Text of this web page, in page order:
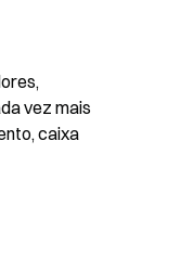
vez mais
caixa